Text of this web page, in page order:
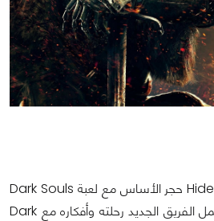
لقد وضع Hidetaka Miyazaki حجر الأساس مع لعبة Dark Souls
1، و من المفترض أن يستكمل الفريق الجديد رحلته وأفكاره مع Dark